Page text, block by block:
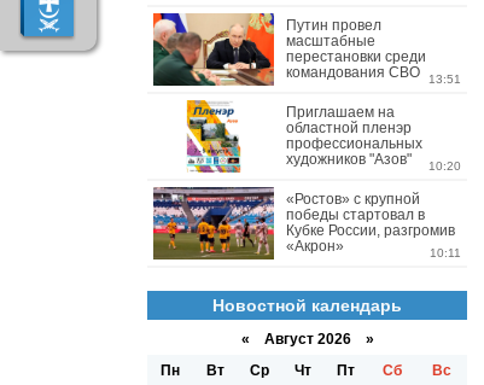
Путин провел
масштабные
перестановки среди
командования СВО
13:51
Приглашаем на
областной пленэр
профессиональных
художников "Азов"
10:20
«Ростов» с крупной
победы стартовал в
Кубке России, разгромив
«Акрон»
10:11
Новостной календарь
« Август 2026 »
Пн
Вт Ср Чт Пт Сб
Вс